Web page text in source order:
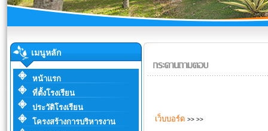
เมนูหลัก
หน้าแรก
ที่ตั้งโรงเรียน
ประวัติโรงเรียน
โครงสร้างการบริหารงาน
เว็บบอร์ด >> >>